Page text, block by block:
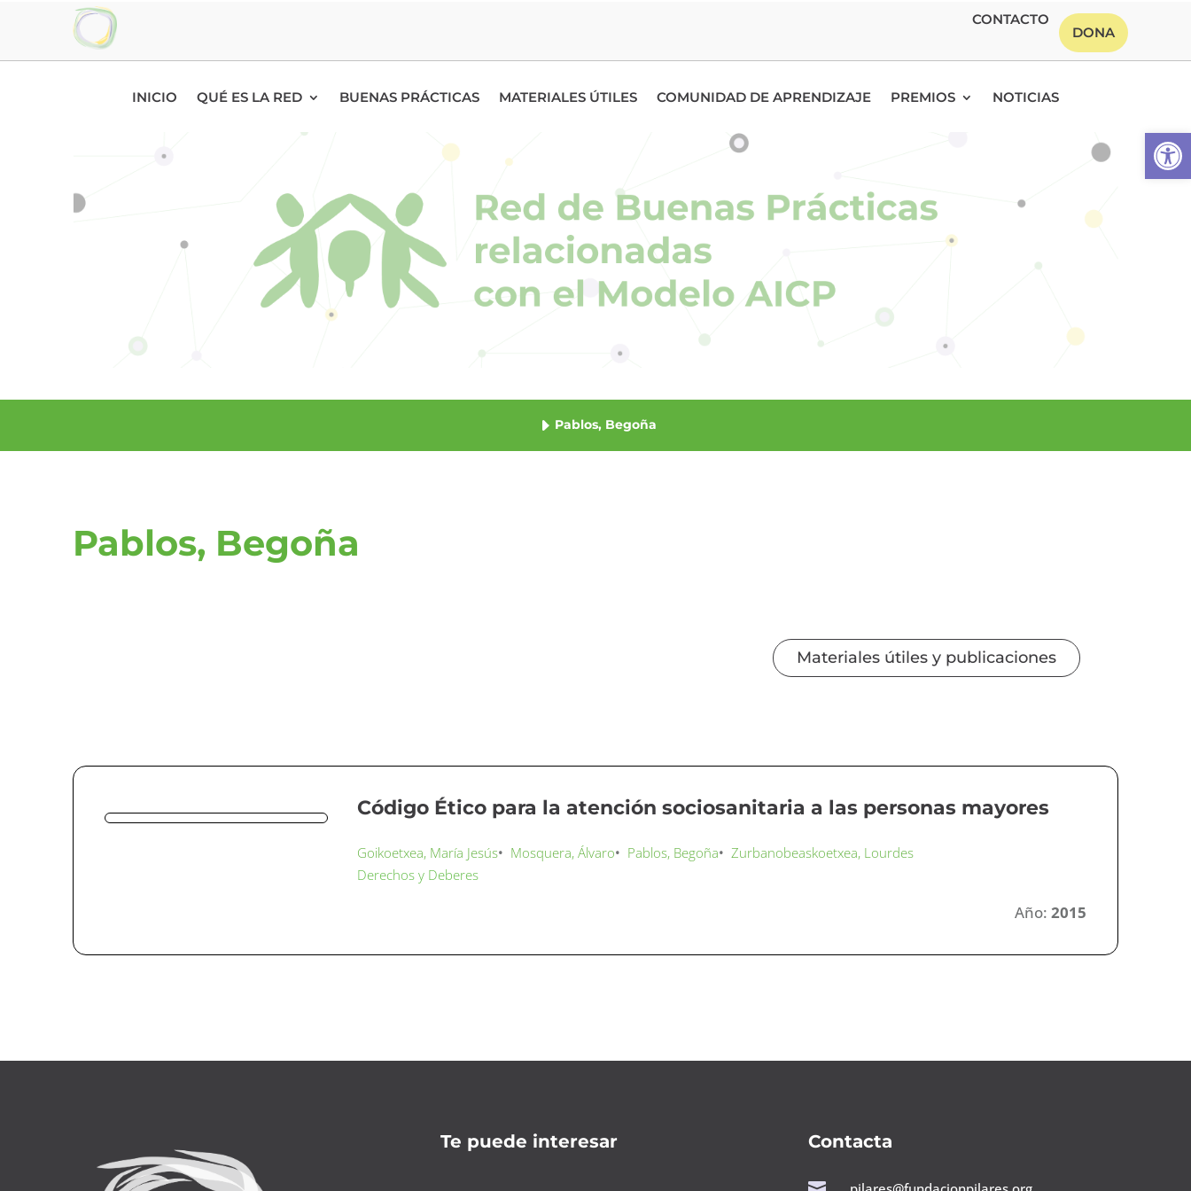
CONTACTO
DONA
INICIO QUÉ ES LA RED BUENAS PRÁCTICAS MATERIALES ÚTILES COMUNIDAD DE APRENDIZAJE PREMIOS NOTICIAS
Pablos, Begoña
Pablos, Begoña
Materiales útiles y publicaciones
Código Ético para la atención sociosanitaria a las personas mayores
Goikoetxea, María Jesús• Mosquera, Álvaro• Pablos, Begoña•Zurbanobeaskoetxea, Lourdes
Derechos y Deberes
Año: 2015
Te puede interesar Contacta